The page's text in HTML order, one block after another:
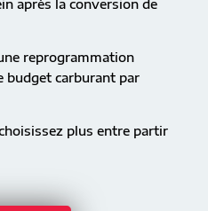
après la conversion de
reprogrammation
budget carburant par
plus entre partir